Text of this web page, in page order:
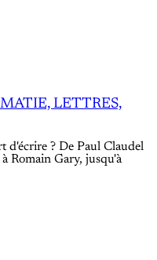
LETTRES,
d'écrire ? De Paul Claudel
Romain Gary, jusqu'à